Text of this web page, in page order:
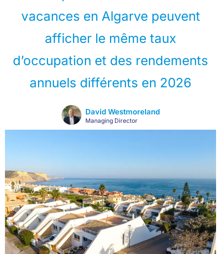
vacances en Algarve peuvent
afficher le même taux
d’occupation et des rendements
annuels différents en 2026
David Westmoreland
Managing Director